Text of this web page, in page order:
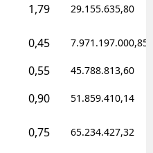
Konya
Kütahya
Malatya
Manisa
Kahramanmaraş
1,79 29.155.635,80
0,45 7.971.197.000,85
0,55 45.788.813,60
0,90 51.859.410,14
0,75 65.234.427,32